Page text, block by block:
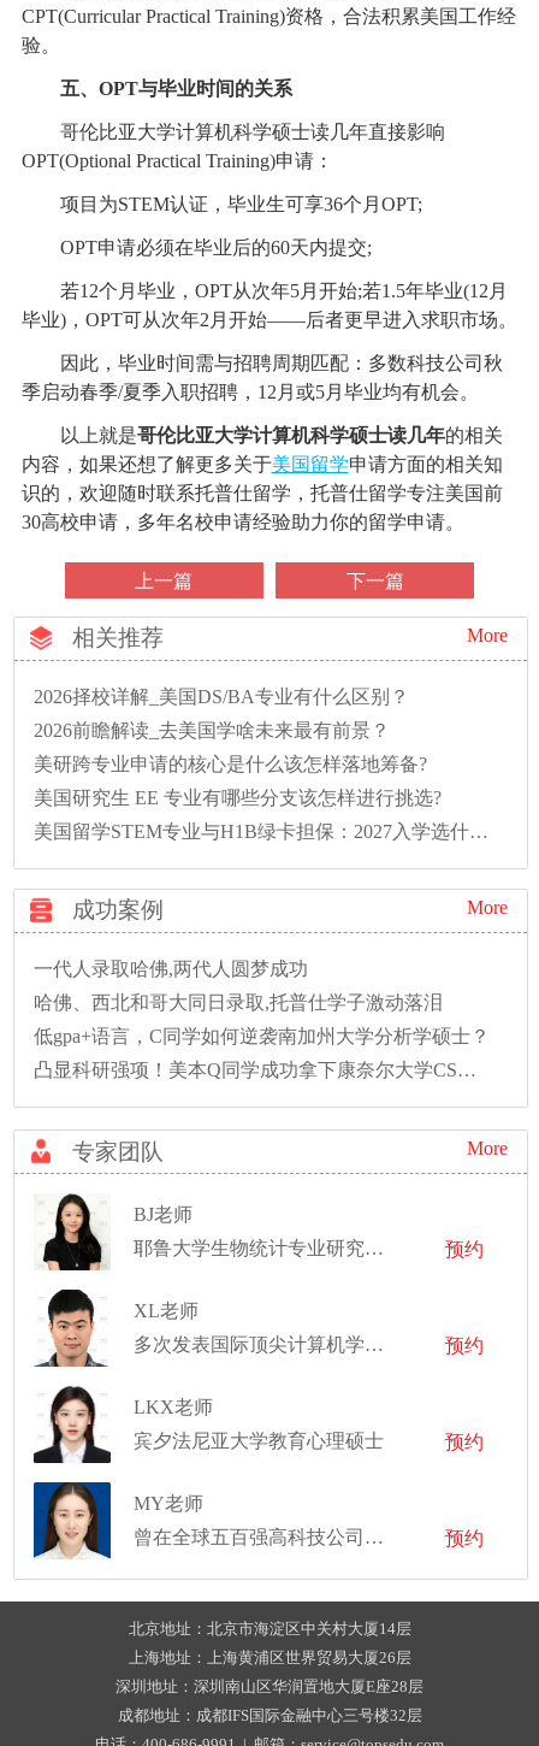
CPT(Curricular Practical Training)资格，合法积累美国工作经
验。
五、OPT与毕业时间的关系
哥伦比亚大学计算机科学硕士读几年直接影响
OPT(Optional Practical Training)申请：
项目为STEM认证，毕业生可享36个月OPT;
OPT申请必须在毕业后的60天内提交;
若12个月毕业，OPT从次年5月开始;若1.5年毕业(12月
毕业)，OPT可从次年2月开始——后者更早进入求职市场。
因此，毕业时间需与招聘周期匹配：多数科技公司秋
季启动春季/夏季入职招聘，12月或5月毕业均有机会。
以上就是哥伦比亚大学计算机科学硕士读几年的相关
内容，如果还想了解更多关于美国留学申请方面的相关知
识的，欢迎随时联系托普仕留学，托普仕留学专注美国前
30高校申请，多年名校申请经验助力你的留学申请。
上一篇 下一篇
相关推荐 More
2026择校详解_美国DS/BA专业有什么区别？
2026前瞻解读_去美国学啥未来最有前景？
美研跨专业申请的核心是什么该怎样落地筹备?
美国研究生 EE 专业有哪些分支该怎样进行挑选?
美国留学STEM专业与H1B绿卡担保：2027入学选什么专业好
成功案例 More
一代人录取哈佛,两代人圆梦成功
哈佛、西北和哥大同日录取,托普仕学子激动落泪
低gpa+语言，C同学如何逆袭南加州大学分析学硕士？
凸显科研强项！美本Q同学成功拿下康奈尔大学CS硕士录取！
专家团队 More
BJ老师
耶鲁大学生物统计专业研究生，埃默里大学生物统计专业博士
预约
XL老师
多次发表国际顶尖计算机学术会议文章
预约
LKX老师
宾夕法尼亚大学教育心理硕士
预约
MY老师
曾在全球五百强高科技公司的美国加州硅谷总部工作
预约
北京地址：北京市海淀区中关村大厦14层
上海地址：上海黄浦区世界贸易大厦26层
深圳地址：深圳南山区华润置地大厦E座28层
成都地址：成都IFS国际金融中心三号楼32层